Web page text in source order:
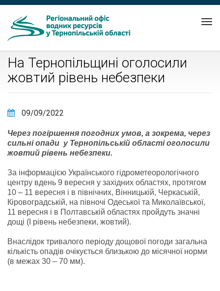
На Тернопільщині оголосили
жовтий рівень небезпеки
09/09/2022
Через погіршення погодних умов, а зокрема, через
сильні опади у Тернопільській області оголосили
жовтий рівень небезпеки.
За інформацією Українського гідрометеорологічного
центру вдень 9 вересня у західних областях, протягом
10 – 11 вересня і в північних, Вінницькій, Черкаській,
Кіровоградській, на півночі Одеської та Миколаївської,
11 вересня і в Полтавській областях пройдуть значні
дощі (І рівень небезпеки, жовтий).
Внаслідок тривалого періоду дощової погоди загальна
кількість опадів очікується близькою до місячної норми
(в межах 30 – 70 мм).